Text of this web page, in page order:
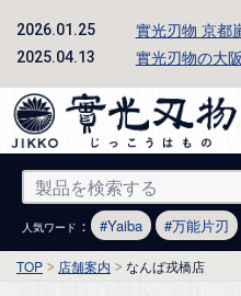
2026.01.25 實光刃物 京都
2025.04.13 實光刃物の大
人気ワード ： Yaiba 万能片刃
TOP 店舗案内 なんば戎橋店